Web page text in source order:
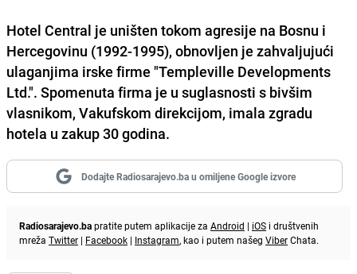
Hotel Central je uništen tokom agresije na Bosnu i
Hercegovinu (1992-1995), obnovljen je zahvaljujući
ulaganjima irske firme "Templeville Developments
Ltd.". Spomenuta firma je u suglasnosti s bivšim
vlasnikom, Vakufskom direkcijom, imala zgradu
hotela u zakup 30 godina.
Dodajte Radiosarajevo.ba u omiljene Google izvore
Radiosarajevo.bapratite putem aplikacije za Android | iOS i društvenih
mreža Twitter | Facebook | Instagram, kao i putem našeg ViberChata.